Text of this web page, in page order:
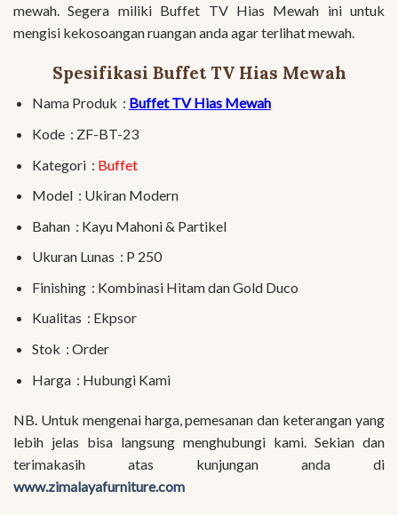
mewah. Segera miliki Buffet TV Hias Mewah ini untuk
mengisi kekosoangan ruangan anda agar terlihat mewah.
Spesifikasi Buffet TV Hias Mewah
Nama Produk : Buffet TV Hias Mewah
Kode : ZF-BT-23
Kategori : Buffet
Model : Ukiran Modern
Bahan : Kayu Mahoni & Partikel
Ukuran Lunas : P 250
Finishing : Kombinasi Hitam dan Gold Duco
Kualitas : Ekpsor
Stok : Order
Harga : Hubungi Kami
NB. Untuk mengenai harga, pemesanan dan keterangan yang
lebih jelas bisa langsung menghubungi kami. Sekian dan
terimakasih atas kunjungan anda di
www.zimalayafurniture.com